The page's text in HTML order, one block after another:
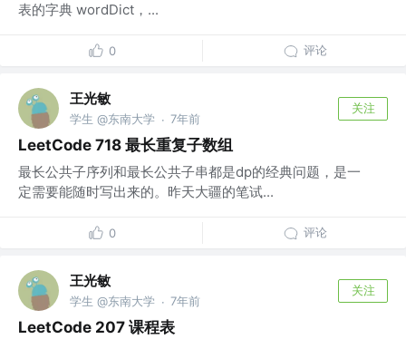
表的字典 wordDict，...
0 评论
王光敏
学生 @东南大学 · 7年前
关注
LeetCode 718 最长重复子数组
最长公共子序列和最长公共子串都是dp的经典问题，是一
定需要能随时写出来的。昨天大疆的笔试...
0 评论
王光敏
学生 @东南大学 · 7年前
关注
LeetCode 207 课程表